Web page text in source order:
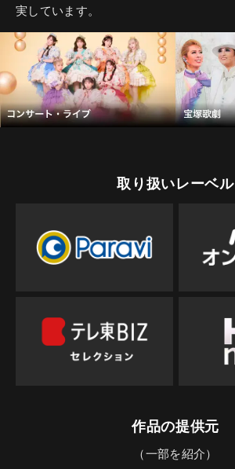
実しています。
取り扱いレーベル
作品の提供元
（一部を紹介）